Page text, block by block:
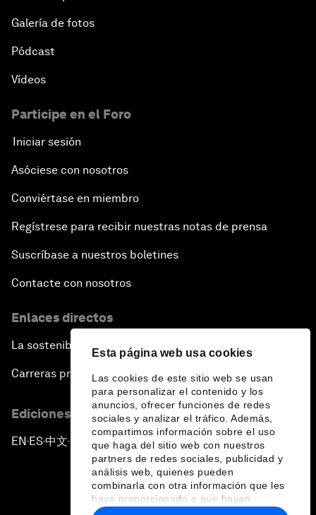
Esta página web usa cookies
Las cookies de este sitio web se usan
para personalizar el contenido y los
anuncios, ofrecer funciones de redes
sociales y analizar el tráfico. Además,
compartimos información sobre el uso
que haga del sitio web con nuestros
partners de redes sociales, publicidad y
análisis web, quienes pueden
combinarla con otra información que les
haya proporcionado o que hayan
recopilado a partir del uso que haya
Galería de fotos
Pódcast
Vídeos
Participe en el Foro
Iniciar sesión
Asóciese con nosotros
Conviértase en miembro
Regístrese para recibir nuestras notas de prensa
Suscríbase a nuestros boletines
Contacte con nosotros
Enlaces directos
La sostenibilidad en el Foro
Carreras profesionales
Ediciones en otros idiomas
EN ▪ES▪中文▪ 日本語